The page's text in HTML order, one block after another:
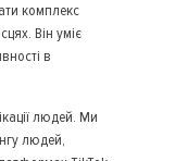
комплекс
Він уміє
в
людей. Ми
людей,